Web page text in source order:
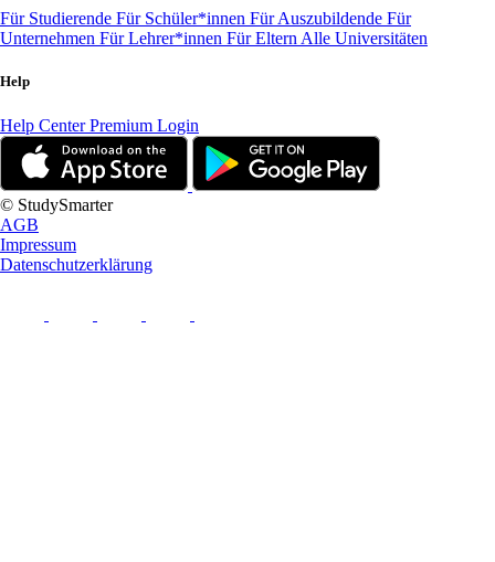
Für Studierende Für Schüler*innen Für Auszubildende Für
Unternehmen Für Lehrer*innen Für Eltern Alle Universitäten
Help
Help CenterPremium Login
© StudySmarter
AGB
Impressum
Datenschutzerklärung